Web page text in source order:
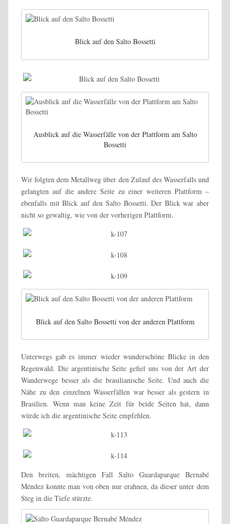
Blick auf den Salto Bossetti
Ausblick auf die Wasserfälle von der Plattform am Salto
Bossetti
Wir folgten dem Metallweg über den Zulauf des Wasserfalls und
gelangten auf die andere Seite zu einer weiteren Plattform –
ebenfalls mit Blick auf den Salto Bossetti. Der Blick war aber
nicht so gewaltig, wie von der vorherigen Plattform.
Blick auf den Salto Bossetti von der anderen Plattform
Unterwegs gab es immer wieder wunderschöne Blicke in den
Regenwald. Die argentinische Seite gefiel uns von der Art der
Wanderwege besser als die brasilianische Seite. Und auch die
Nähe zu den einzelnen Wasserfällen war besser als gestern in
Brasilien. Wenn man keine Zeit für beide Seiten hat, dann
würde ich die argentinische Seite empfehlen.
Den breiten, mächtigen Fall Salto Guardaparque Bernabé
Méndez konnte man von oben nur erahnen, da dieser unter dem
Steg in die Tiefe stürzte.